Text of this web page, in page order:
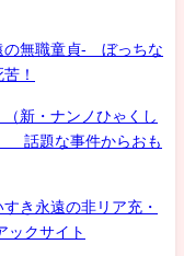
無職童貞- ぼっちな
！
新・ナンノひゃくし
話題な事件からおも
き永遠の非リア充・
ックサイト